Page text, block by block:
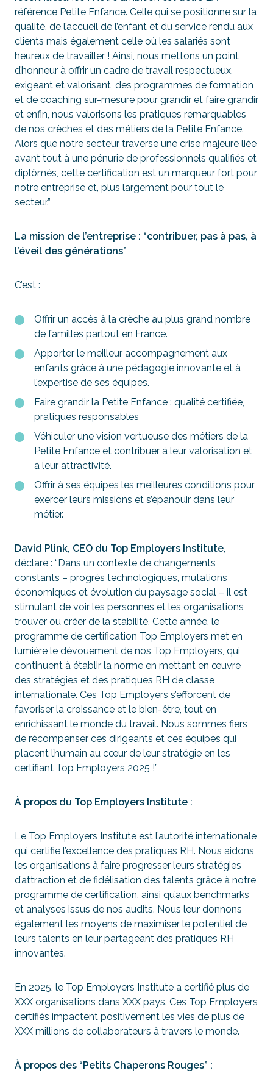
référence Petite Enfance. Celle qui se positionne sur la
qualité, de l’accueil de l’enfant et du service rendu aux
clients mais également celle où les salariés sont
heureux de travailler ! Ainsi, nous mettons un point
d’honneur à offrir un cadre de travail respectueux,
exigeant et valorisant, des programmes de formation
et de coaching sur-mesure pour grandir et faire grandir
et enfin, nous valorisons les pratiques remarquables
de nos crèches et des métiers de la Petite Enfance.
Alors que notre secteur traverse une crise majeure liée
avant tout à une pénurie de professionnels qualifiés et
diplômés, cette certification est un marqueur fort pour
notre entreprise et, plus largement pour tout le
secteur.”
La mission de l’entreprise : “contribuer, pas à pas, à
l’éveil des générations”
C’est :
Offrir un accès à la crèche au plus grand nombre
de familles partout en France.
Apporter le meilleur accompagnement aux
enfants grâce à une pédagogie innovante et à
l’expertise de ses équipes.
Faire grandir la Petite Enfance : qualité certifiée,
pratiques responsables
Véhiculer une vision vertueuse des métiers de la
Petite Enfance et contribuer à leur valorisation et
à leur attractivité.
Offrir à ses équipes les meilleures conditions pour
exercer leurs missions et s’épanouir dans leur
métier.
David Plink, CEO du Top Employers Institute,
déclare : “ Dans un contexte de changements
constants – progrès technologiques, mutations
économiques et évolution du paysage social – il est
stimulant de voir les personnes et les organisations
trouver ou créer de la stabilité. Cette année, le
programme de certification Top Employers met en
lumière le dévouement de nos Top Employers, qui
continuent à établir la norme en mettant en œuvre
des stratégies et des pratiques RH de classe
internationale. Ces Top Employers s’efforcent de
favoriser la croissance et le bien-être, tout en
enrichissant le monde du travail. Nous sommes fiers
de récompenser ces dirigeants et ces équipes qui
placent l’humain au cœur de leur stratégie en les
certifiant Top Employers 2025 !”
À propos du Top Employers Institute :
Le Top Employers Institute est l’autorité internationale
qui certifie l’excellence des pratiques RH. Nous aidons
les organisations à faire progresser leurs stratégies
d’attraction et de fidélisation des talents grâce à notre
programme de certification, ainsi qu’aux benchmarks
et analyses issus de nos audits. Nous leur donnons
également les moyens de maximiser le potentiel de
leurs talents en leur partageant des pratiques RH
innovantes.
En 2025, le Top Employers Institute a certifié plus de
XXX organisations dans XXX pays. Ces Top Employers
certifiés impactent positivement les vies de plus de
XXX millions de collaborateurs à travers le monde.
À propos des “Petits Chaperons Rouges” :